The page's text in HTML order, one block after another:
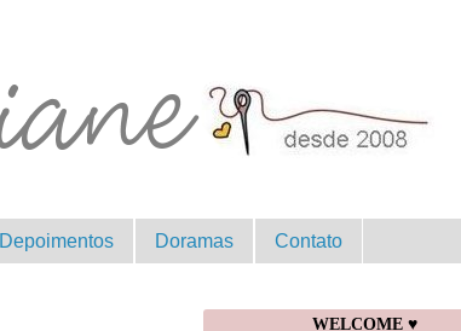
Depoimentos Doramas Contato
WELCOME ♥